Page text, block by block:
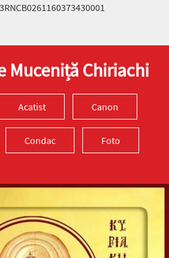
Muceniță Chiriachi
Acatist Canon
Condac Foto